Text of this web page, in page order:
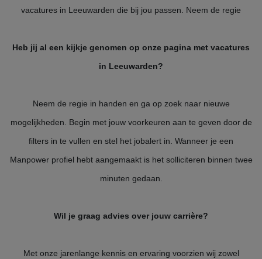
vacatures in Leeuwarden die bij jou passen. Neem de regie
Heb jij al een kijkje genomen op onze pagina met vacatures
in Leeuwarden?
Neem de regie in handen en ga op zoek naar nieuwe
mogelijkheden. Begin met jouw voorkeuren aan te geven door de
filters in te vullen en stel het jobalert in. Wanneer je een
Manpower profiel hebt aangemaakt is het solliciteren binnen twee
minuten gedaan.
Wil je graag advies over jouw carrière?
Met onze jarenlange kennis en ervaring voorzien wij zowel